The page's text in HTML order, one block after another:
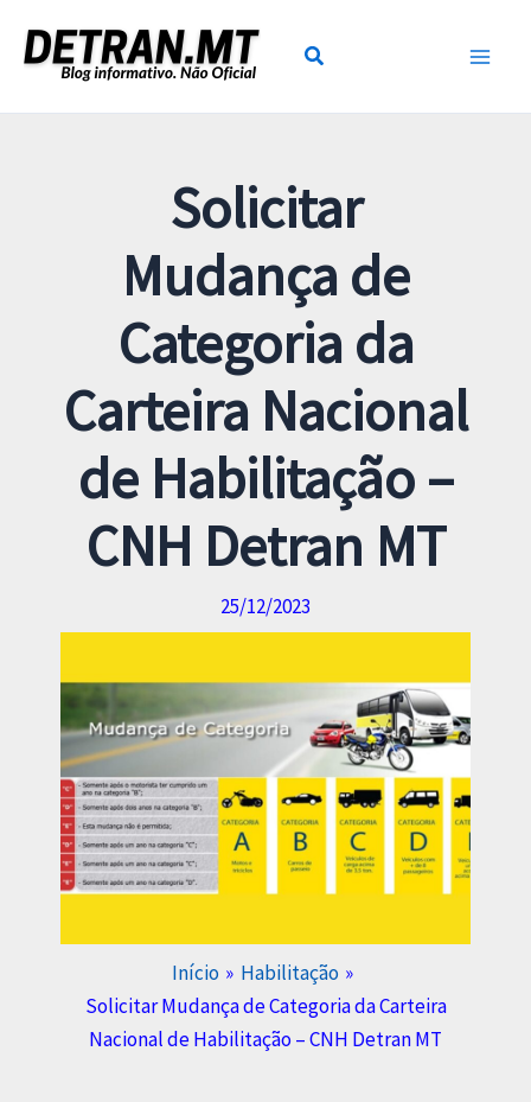
para
conteúdo
Solicitar
Mudança de
Categoria da
Carteira Nacional
de Habilitação –
CNH Detran MT
25/12/2023
Início
Habilitação
Solicitar Mudança de Categoria da Carteira
Nacional de Habilitação – CNH Detran MT